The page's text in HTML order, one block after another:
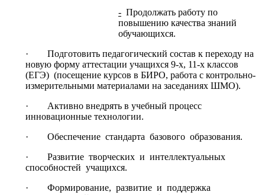
- Продолжать работу по
повышению качества знаний
обучающихся.
· Подготовить педагогический состав к переходу на
новую форму аттестации учащихся 9-х, 11-х классов
(ЕГЭ) (посещение курсов в БИРО, работа с контрольно-
измерительными материалами на заседаниях ШМО).
· Активно внедрять в учебный процесс
инновационные технологии.
· Обеспечение стандарта базового образования.
· Развитие творческих и интеллектуальных
способностей учащихся.
· Формирование, развитие и поддержка